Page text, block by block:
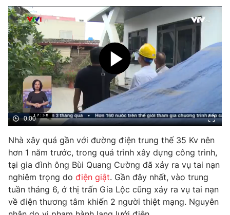
Thế giới đó đây
Câu chuyện quốc tế
Tài chính
Thị trường
Góc doanh nghiệp
Dữ liệu và đời sống
Truyền hình
Phim VTV
Hậu trường
Nhân vật
Khán giả
Giải sao mai
Giải trí
Điện ảnh
Âm nhạc
Sao
Đời sống
Du lịch
Làm đẹp
Chất lượng cuộc sống
Giáo dục
Tuyển sinh
Học trực tuyến
Công nghệ
Hitech Công nghệ tương lai
Giao lưu trực tuyến
0:00
Nhà xây quá gần với đường điện trung thế 35 Kv nên
hơn 1 năm trước, trong quá trình xây dựng công trình,
tại gia đình ông Bùi Quang Cường đã xảy ra vụ tai nạn
nghiêm trọng do điện giật. Gần đây nhất, vào trung
tuần tháng 6, ở thị trấn Gia Lộc cũng xảy ra vụ tai nạn
về điện thương tâm khiến 2 người thiệt mạng. Nguyên